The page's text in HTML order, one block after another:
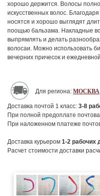
хорошо держится. Волосы
искусственных волос.
носятся и хорошо выглядят
поощью бальзама. Накладные
выпрямлять и делать
волосаи. Можно использовать
вечерних причесок и
Для региона: МОСКВА
Доставка почтой 1 класс: 3-8
При полной предоплате
При наложенном платеже
Доставка курьером 1-2 рабочих
Расчет стоимости доставки